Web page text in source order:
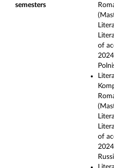
semesters
of
of